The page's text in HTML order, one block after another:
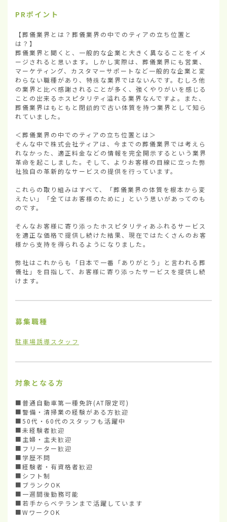
PRポイント
【葬儀業界とは？葬儀業界の中でのティアの立ち位置と
は？】
葬儀業界と聞くと、一般的な企業と大きく異なることをイメ
ージされると思います。しかし実際は、葬儀業界にも営業、
マーケティング、カスタマーサポートなど一般的な企業と変
わらない職種があり、特殊な業界ではないんです。むしろ他
の業界と比べ感謝されることが多く、強くやりがいを感じる
ことの出来るホスピタリティ溢れる業界なんですよ。また、
葬儀業界はもともと閉鎖的で古い体質を持つ業界として知ら
れていました。
＜葬儀業界の中でのティアの立ち位置とは＞
そんな中で株式会社ティアは、今までの葬儀業界では考えら
れなかった、適正料金などの情報を完全開示するという業界
革命を起こしました。そして、よりお客様の目線に立った弊
社独自の革新的なサービスの提供を行っています。
これらの取り組みはすべて、「葬儀業界の体質を根本から変
えたい」「全てはお客様のために」という思いがあってのも
のです。
そんなお客様に寄り添ったホスピタリティあふれるサービス
を適正な価格で提供し続けた結果、現在ではたくさんのお客
様から支持を得られるようになりました。
弊社はこれからも「日本で一番「ありがとう」と言われる葬
儀社」を目指して、お客様に寄り添ったサービスを提供し続
けます。
募集職種
駐車場誘導スタッフ
対象となる方
■普通自動車第一種免許(AT限定可)
■警備・清掃業の経験がある方歓迎
■50代・60代のスタッフも活躍中
■未経験者歓迎
■主婦・主夫歓迎
■フリーター歓迎
■学歴不問
■経験者・有資格者歓迎
■シフト制
■ブランクOK
■一週間後勤務可能
■若手からベテランまで活躍しています
■WワークOK